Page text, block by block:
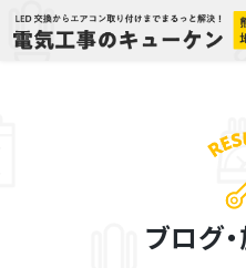
Skip
to
ブログ